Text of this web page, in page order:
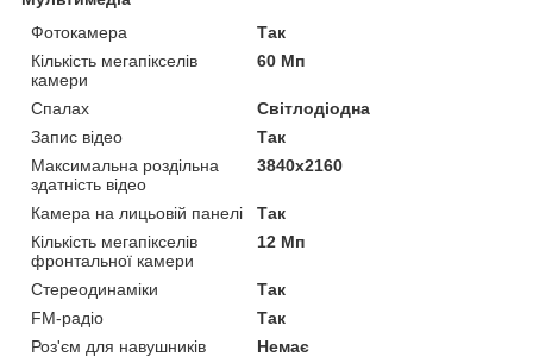
Фотокамера
Так
Кількість мегапікселів
камери
60 Мп
Спалах
Світлодіодна
Запис відео
Так
Максимальна роздільна
здатність відео
3840x2160
Камера на лицьовій панелі
Так
Кількість мегапікселів
фронтальної камери
12 Мп
Стереодинаміки
Так
FM-радіо
Так
Роз'єм для навушників
Немає